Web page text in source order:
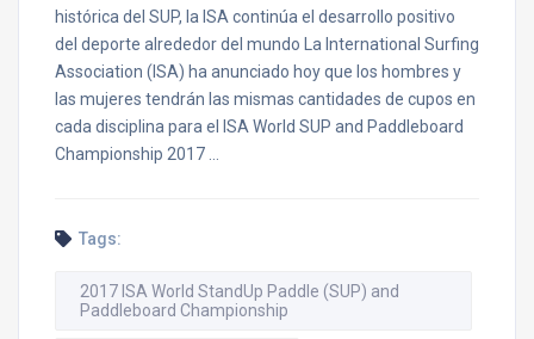
histórica del SUP, la ISA continúa el desarrollo positivo
del deporte alrededor del mundo La International Surfing
Association (ISA) ha anunciado hoy que los hombres y
las mujeres tendrán las mismas cantidades de cupos en
cada disciplina para el ISA World SUP and Paddleboard
Championship 2017 …
Tags:
2017 ISA World StandUp Paddle (SUP) and
Paddleboard Championship